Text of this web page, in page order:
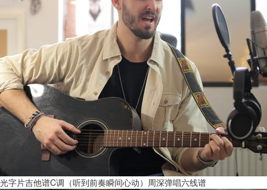
光字片吉他谱C调（听到前奏瞬间心动）周深弹唱六线谱